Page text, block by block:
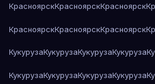
КрасноярскКрасноярскКрасноярск
КрасноярскКрасноярскКрасноярск
КукурузаКукурузаКукурузаКукуруза
КукурузаКукурузаКукурузаКукуруза